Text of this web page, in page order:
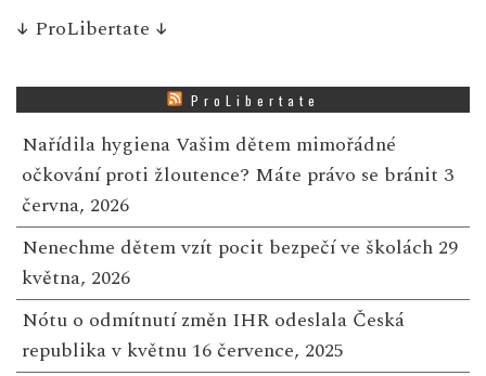
↓ ProLibertate ↓
ProLibertate
Nařídila hygiena Vašim dětem mimořádné
očkování proti žloutence? Máte právo se bránit 3
června, 2026
Nenechme dětem vzít pocit bezpečí ve školách 29
května, 2026
Nótu o odmítnutí změn IHR odeslala Česká
republika v květnu 16 července, 2025